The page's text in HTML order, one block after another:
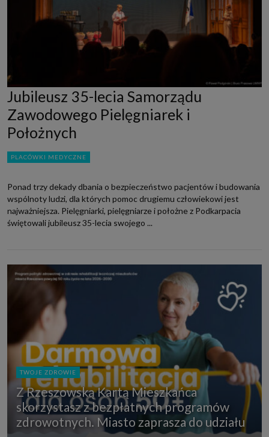
Jubileusz 35-lecia Samorządu
Zawodowego Pielęgniarek i
Położnych
PLACÓWKI MEDYCZNE
Ponad trzy dekady dbania o bezpieczeństwo pacjentów i budowania
wspólnoty ludzi, dla których pomoc drugiemu człowiekowi jest
najważniejsza. Pielęgniarki, pielęgniarze i położne z Podkarpacia
świętowali jubileusz 35-lecia swojego ...
TWOJE ZDROWIE
Z Rzeszowską Kartą Mieszkańca
skorzystasz z bezpłatnych programów
zdrowotnych. Miasto zaprasza do udziału